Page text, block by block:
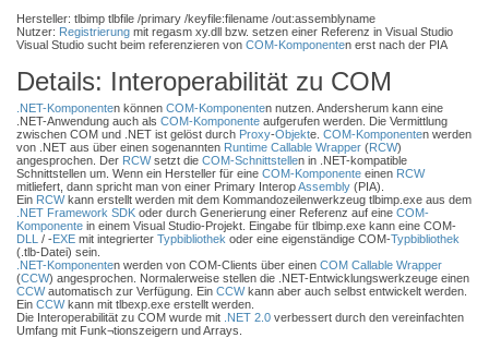
Hersteller: tlbimp tlbfile /primary /keyfile:filename /out:assemblyname
Nutzer: Registrierung mit regasm xy.dll bzw. setzen einer Referenz in Visual Studio
Visual Studio sucht beim referenzieren von COM-Komponenten erst nach der PIA
Details: Interoperabilität zu COM
.NET-Komponenten können COM-Komponenten nutzen. Andersherum kann eine
.NET-Anwendung auch als COM-Komponente aufgerufen werden. Die Vermittlung
zwischen COM und .NET ist gelöst durch Proxy-Objekte. COM-Komponenten werden
von .NET aus über einen sogenannten Runtime Callable Wrapper (RCW)
angesprochen. Der RCWsetzt die COM-Schnittstellen in .NET-kompatible
Schnittstellen um. Wenn ein Hersteller für eine COM-Komponente einen RCW
mitliefert, dann spricht man von einer Primary InteropAssembly (PIA).
Ein RCWkann erstellt werden mit dem Kommandozeilenwerkzeug tlbimp.exe aus dem
.NET Framework SDK oder durch Generierung einer Referenz auf eine COM-
Komponente in einem Visual Studio-Projekt. Eingabe für tlbimp.exe kann eine COM-
DLL / -EXE mit integrierter Typbibliothek oder eine eigenständige COM-Typbibliothek
(.tlb-Datei) sein.
.NET-Komponenten werden von COM-Clients über einen COM Callable Wrapper
(CCW) angesprochen. Normalerweise stellen die .NET-Entwicklungswerkzeuge einen
CCWautomatisch zur Verfügung. Ein CCWkann aber auch selbst entwickelt werden.
Ein CCWkann mit tlbexp.exe erstellt werden.
Die Interoperabilität zu COM wurde mit .NET 2.0 verbessert durch den vereinfachten
Umfang mit Funk¬tionszeigern und Arrays.